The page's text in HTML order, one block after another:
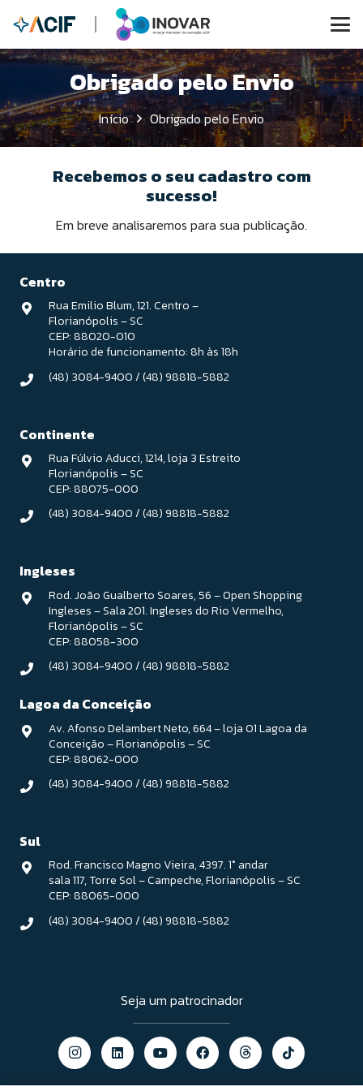
Obrigado pelo Envio
Início Obrigado pelo Envio
Recebemos o seu cadastro com
sucesso!
Em breve analisaremos para sua publicação.
Centro
Rua Emilio Blum, 121. Centro –
Florianópolis – SC
CEP: 88020-010
Horário de funcionamento: 8h às 18h
(48) 3084-9400/(48) 98818-5882
Continente
Rua Fúlvio Aducci, 1214, loja 3 Estreito
Florianópolis – SC
CEP: 88075-000
(48) 3084-9400/(48) 98818-5882
Ingleses
Rod. João Gualberto Soares, 56 – Open Shopping
Ingleses – Sala 201. Ingleses do Rio Vermelho,
Florianópolis – SC
CEP: 88058-300
(48) 3084-9400/(48) 98818-5882
Lagoa da Conceição
Av. Afonso Delambert Neto, 664 – loja 01 Lagoa da
Conceição – Florianópolis – SC
CEP: 88062-000
(48) 3084-9400/(48) 98818-5882
Sul
Rod. Francisco Magno Vieira, 4397. 1° andar
sala 117, Torre Sol – Campeche, Florianópolis – SC
CEP: 88065-000
(48) 3084-9400/(48) 98818-5882
Seja um patrocinador